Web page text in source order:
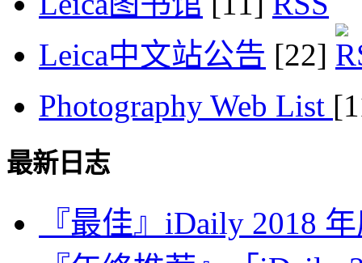
Leica中文站公告 [22]
Photography Web List
最新日志
『最佳』iDaily 2018